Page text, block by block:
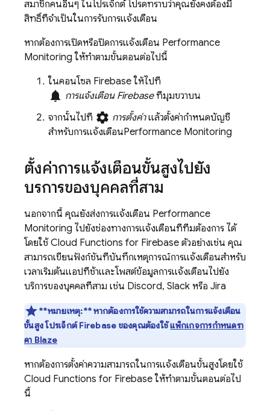
สมาชิกคนอื่นๆ ในโปรเจ็กต์ โปรดทราบว่าคุณยังคงต้องมี
สิทธิ์ที่จำเป็นในการรับการแจ้งเตือน
หากต้องการเปิดหรือปิดการแจ้งเตือน Performance
Monitoring ให้ทำตามขั้นตอนต่อไปนี้
ในคอนโซล Firebase ให้ไปที่
notifications การแจ้งเตือน Firebaseที่มุมขวาบน
จากนั้นไปที่ settings การตั้งค่าแล้วตั้งค่ากำหนดบัญชี
สำหรับการแจ้งเตือนPerformance Monitoring
ตั้งค่าการแจ้งเตือนขั้นสูงไปยัง
บริการของบุคคลที่สาม
นอกจากนี้ คุณยังส่งการแจ้งเตือน Performance
Monitoring ไปยังช่องทางการแจ้งเตือนที่ทีมต้องการ ได้
โดยใช้ Cloud Functions for Firebase ตัวอย่างเช่น คุณ
สามารถเขียนฟังก์ชันที่บันทึกเหตุการณ์การแจ้งเตือนสำหรับ
เวลาเริ่มต้นแอปที่ช้าและโพสต์ข้อมูลการแจ้งเตือนไปยัง
บริการของบุคคลที่สาม เช่น Discord, Slack หรือ Jira
**หมายเหตุ:**หากต้องการใช้ความสามารถในการแจ้งเตือน
ขั้นสูง โปรเจ็กต์ Firebase ของคุณต้องใช้แพ็กเกจการกำหนดรา
คา Blaze
หากต้องการตั้งค่าความสามารถในการแจ้งเตือนขั้นสูงโดยใช้
Cloud Functions for Firebase ให้ทำตามขั้นตอนต่อไป
นี้